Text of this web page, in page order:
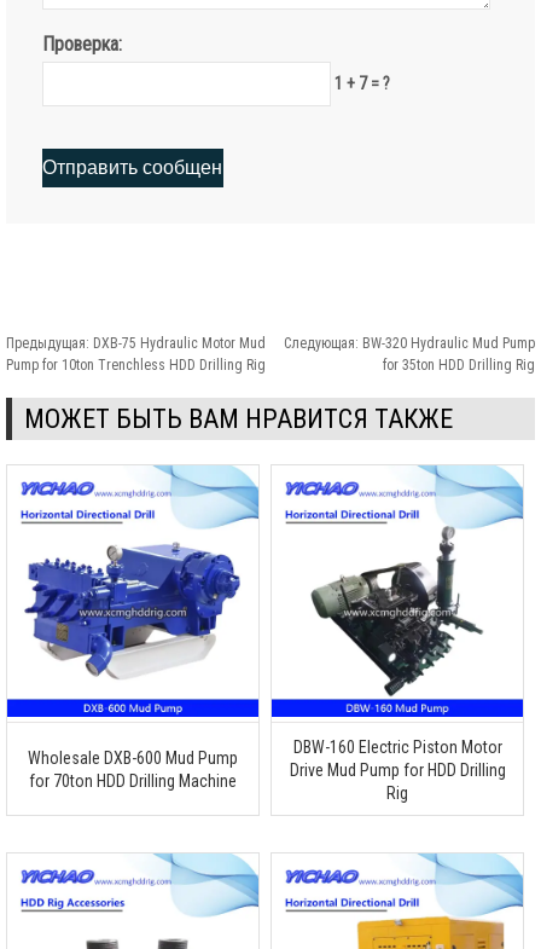
Проверка:
1 + 7 = ?
Предыдущая: DXB-75 Hydraulic Motor Mud
Pump for 10ton Trenchless HDD Drilling Rig
Следующая: BW-320 Hydraulic Mud Pump
for 35ton HDD Drilling Rig
МОЖЕТ БЫТЬ ВАМ НРАВИТСЯ ТАКЖЕ
Wholesale DXB-600 Mud Pump
for 70ton HDD Drilling Machine
DBW-160 Electric Piston Motor
Drive Mud Pump for HDD Drilling
Rig